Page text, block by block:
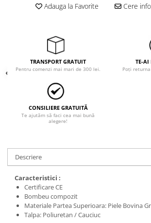
Pompe apa
Pompe de suprafata
Pompe submersibile
Protecția capului
Protecția ochilor
Protecția urechilor
Scule de mana
Capsatoare , multifuncionale si
pistoale silicon
Chei si truse chei
Ciocane , clesti si foarfeci
Adauga la Favorite Cere
TRANSPORT GRATUIT
Pentru comenzi mai mari de 300 lei.
TE-AI
Poți
CONSILIERE GRATUITĂ
Te ajutăm să faci cea mai bună
alegere!
Descriere
Caracteristici :
Certificare CE
Bombeu compozit
Materiale Partea Superioara: Piele Bovina
Talpa: Poliuretan / Cauciuc